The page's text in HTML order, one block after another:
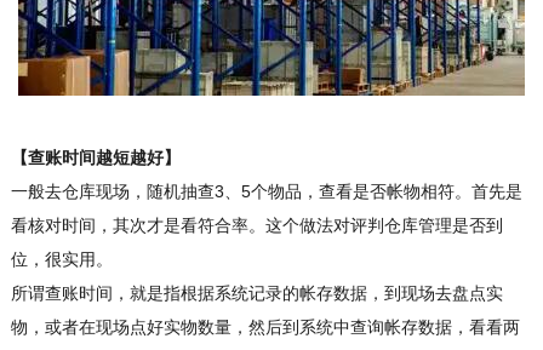
【查账时间越短越好】
一般去仓库现场，随机抽查3、5个物品，查看是否帐物相符。首先是
看核对时间，其次才是看符合率。这个做法对评判仓库管理是否到
位，很实用。
所谓查账时间，就是指根据系统记录的帐存数据，到现场去盘点实
物，或者在现场点好实物数量，然后到系统中查询帐存数据，看看两